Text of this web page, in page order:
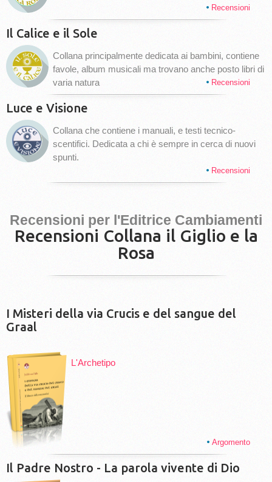
Recensioni
Il Calice e il Sole
Collana principalmente dedicata ai bambini, contiene
favole, album musicali ma trovano anche posto libri di
varia natura
Recensioni
Luce e Visione
Collana che contiene i manuali, e testi tecnico-
scentifici. Dedicata a chi è sempre in cerca di nuovi
spunti.
Recensioni
Recensioni per l'Editrice Cambiamenti
Recensioni Collana il Giglio e la
Rosa
I Misteri della via Crucis e del sangue del
Graal
L'Archetipo
Argomento
Il Padre Nostro - La parola vivente di Dio